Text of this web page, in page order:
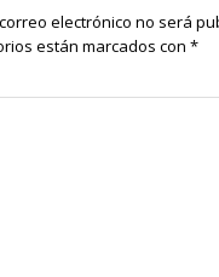
electrónico no será
están marcados con *